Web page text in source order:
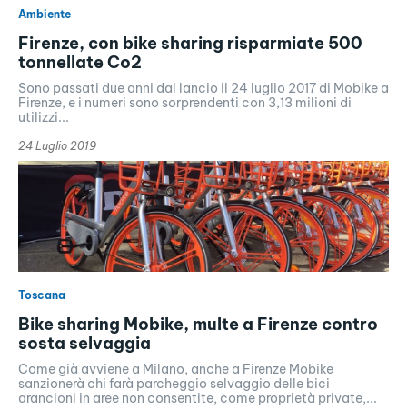
Ambiente
Firenze, con bike sharing risparmiate 500
tonnellate Co2
Sono passati due anni dal lancio il 24 luglio 2017 di Mobike a
Firenze, e i numeri sono sorprendenti con 3,13 milioni di
utilizzi...
24 Luglio 2019
Toscana
Bike sharing Mobike, multe a Firenze contro
sosta selvaggia
Come già avviene a Milano, anche a Firenze Mobike
sanzionerà chi farà parcheggio selvaggio delle bici
arancioni in aree non consentite, come proprietà private,...